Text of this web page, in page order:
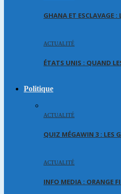
GHANA ET ESCLAVAGE
ACTUALITÉ
ÉTATS UNIS : QUAND
Politique
ACTUALITÉ
QUIZ MÉGAWIN 3 : LES
ACTUALITÉ
INFO MEDIA : ORANGE